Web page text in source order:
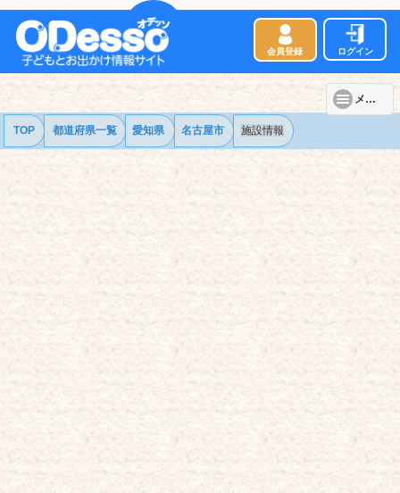
会員登録 ログイン
メニュー
TOP 都道府県一覧 愛知県 名古屋市 施設情報